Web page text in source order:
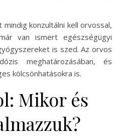
konzultálni kell orvossal,
van ismert egészségügyi
is szed. Az orvos
meghatározásában, és
kölcsönhatásokra is.
Mikor és